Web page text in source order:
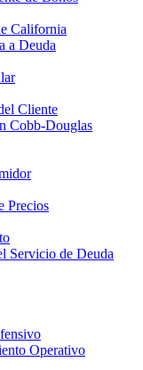
California
a Deuda
Cliente
Cobb-Douglas
Precios
Servicio de Deuda
Operativo